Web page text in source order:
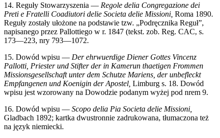
14. Reguły Stowarzyszenia — Regole delia Congregazione dei
Preti e Fratelli Coadiutori delie Societa delie Missioni, Roma 1890.
Reguły zostały ułożone na podstawie tzw. „Podręcznika Reguł”,
napisanego przez Pallottiego w r. 1847 (tekst. zob. Reg. CAC, s.
173—223, nry 793—1072.
15. Dowód wpisu — Der ehrwuerdige Diener Gottes Vincenz
Pallotti, Priester und Stifter der in Kamerun thaetigen Frommen
Missionsgesellschaft unter dem Schutze Mariens, der unbefleckt
Empfangenen und Koenigin der Apostel, Limburg s. 18. Dowód
wpisu jest wzorowany na Dowodzie podanym wyżej pod nrem 9.
16. Dowód wpisu — Scopo delia Pia Societa delie Missioni,
Gladbach 1892; kartka dwustronnie zadrukowana, tłumaczona też
na język niemiecki.